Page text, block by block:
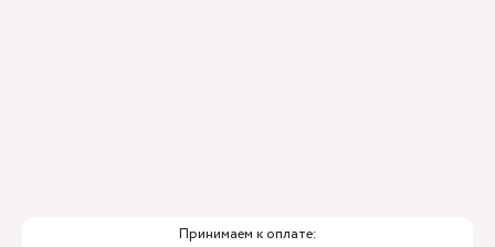
Принимаем к оплате: